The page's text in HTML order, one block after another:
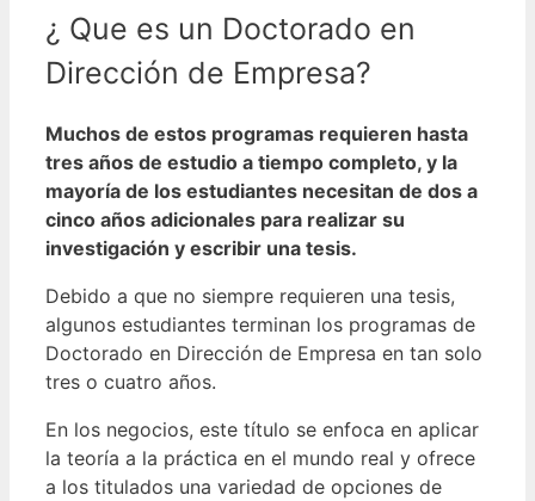
¿ Que es un Doctorado en
Dirección de Empresa?
Muchos de estos programas requieren hasta
tres años de estudio a tiempo completo, y la
mayoría de los estudiantes necesitan de dos a
cinco años adicionales para realizar su
investigación y escribir una tesis.
Debido a que no siempre requieren una tesis,
algunos estudiantes terminan los programas de
Doctorado en Dirección de Empresa en tan solo
tres o cuatro años.
En los negocios, este título se enfoca en aplicar
la teoría a la práctica en el mundo real y ofrece
a los titulados una variedad de opciones de